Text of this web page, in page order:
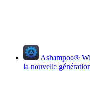
Ashampoo®
la nouvelle